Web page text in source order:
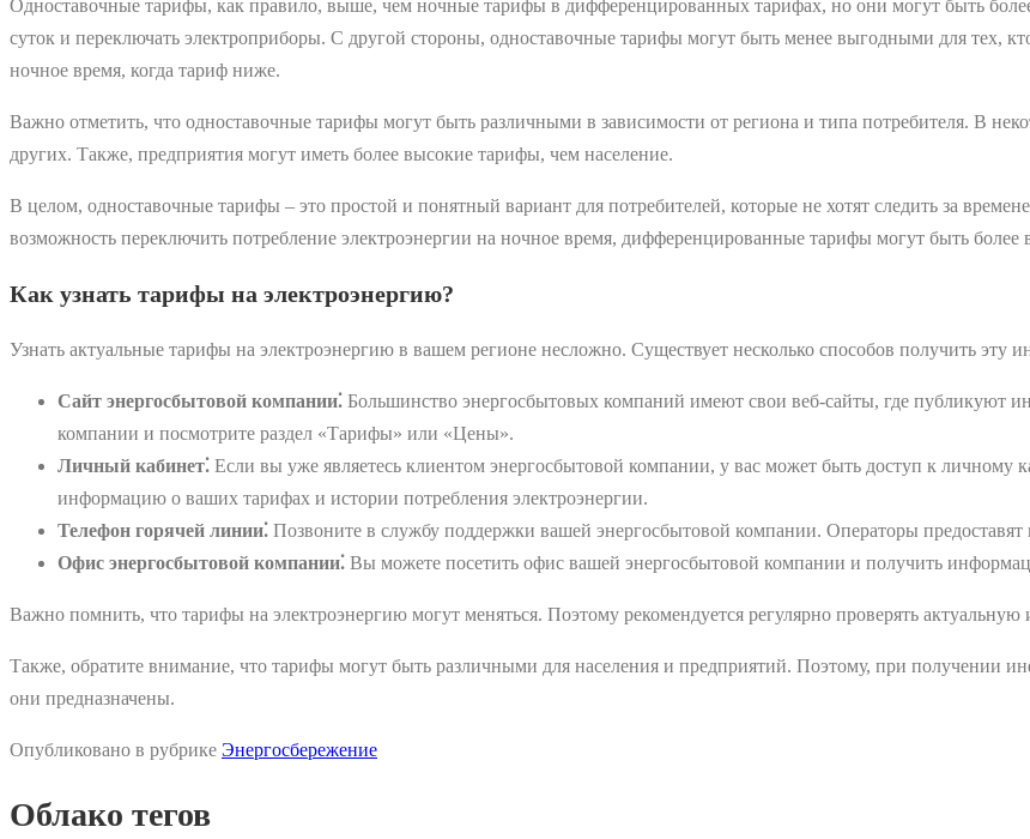
Одноставочные тарифы, как правило, выше, чем ночные тарифы в дифференцированных тарифах, но они могут быть
суток и переключать электроприборы. С другой стороны, одноставочные тарифы могут быть менее выгодными для тех,
ночное время, когда тариф ниже.
Важно отметить, что одноставочные тарифы могут быть различными в зависимости от региона и типа потребителя. В
других. Также, предприятия могут иметь более высокие тарифы, чем население.
В целом, одноставочные тарифы – это простой и понятный вариант для потребителей, которые не хотят следить за
возможность переключить потребление электроэнергии на ночное время, дифференцированные тарифы могут быть
Как узнать тарифы на электроэнергию?
Узнать актуальные тарифы на электроэнергию в вашем регионе несложно. Существует несколько способов получить эту
Сайт энергосбытовой компании⁚ Большинство энергосбытовых компаний имеют свои веб-сайты, где публикуют
компании и посмотрите раздел «Тарифы» или «Цены».
Личный кабинет⁚ Если вы уже являетесь клиентом энергосбытовой компании, у вас может быть доступ к личному
информацию о ваших тарифах и истории потребления электроэнергии.
Телефон горячей линии⁚ Позвоните в службу поддержки вашей энергосбытовой компании. Операторы
Офис энергосбытовой компании⁚ Вы можете посетить офис вашей энергосбытовой компании и получить
Важно помнить, что тарифы на электроэнергию могут меняться. Поэтому рекомендуется регулярно проверять
Также, обратите внимание, что тарифы могут быть различными для населения и предприятий. Поэтому, при получении
они предназначены.
Опубликовано в рубрике Энергосбережение
Облако тегов